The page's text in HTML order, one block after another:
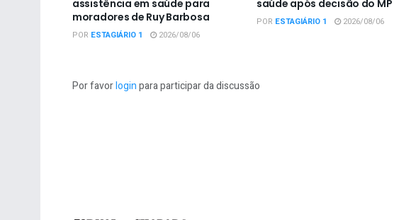
assistência em saúde para
moradores de Ruy Barbosa
POR ESTAGIÁRIO 1 2026/08/06
saúde após decisão do MP
POR ESTAGIÁRIO 1 2026/08/06
Por favorloginpara participar da discussão